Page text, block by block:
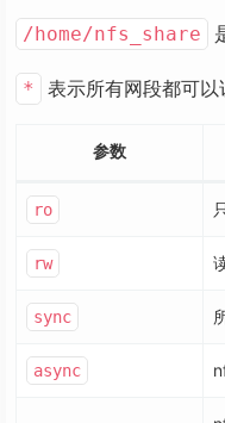
/home/nfs_share
* 表示所有网段都可以
参数
ro
rw
sync
async